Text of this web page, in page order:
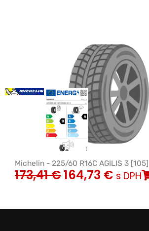
Michelin - 225/60 R16C AGILIS 3
173,41€164,73 € s DPH